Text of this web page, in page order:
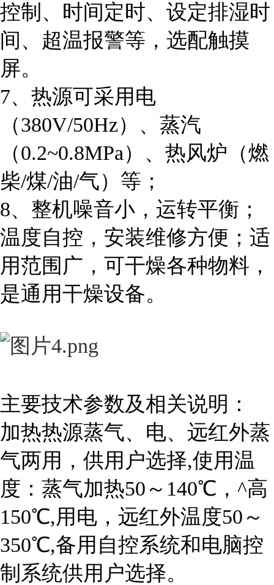
控制、时间定时、设定排湿时
间、超温报警等，选配触摸
屏。
7、热源可采用电
（380V/50Hz）、蒸汽
（0.2~0.8MPa）、热风炉（燃
柴/煤/油/气）等；
8、整机噪音小，运转平衡；
温度自控，安装维修方便；适
用范围广，可干燥各种物料，
是通用干燥设备。
主要技术参数及相关说明：
加热热源蒸气、电、远红外蒸
气两用，供用户选择,使用温
度：蒸气加热50～140℃，^高
150℃,用电，远红外温度50～
350℃,备用自控系统和电脑控
制系统供用户选择。